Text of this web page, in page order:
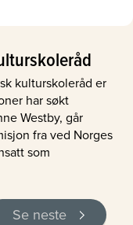
kulturskoleråd er
har søkt
Westby, går
fra ved Norges
som
Se neste